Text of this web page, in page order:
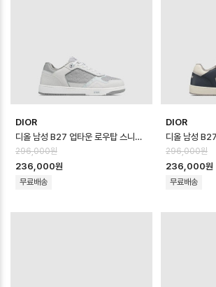
DIOR
디올 남성 B27 업타운 로우탑 스니커즈 - Dior Mens B27 Uptown Low …
296,000원
236,000원
무료배송
DIOR
296,000원
236,000원
무료배송